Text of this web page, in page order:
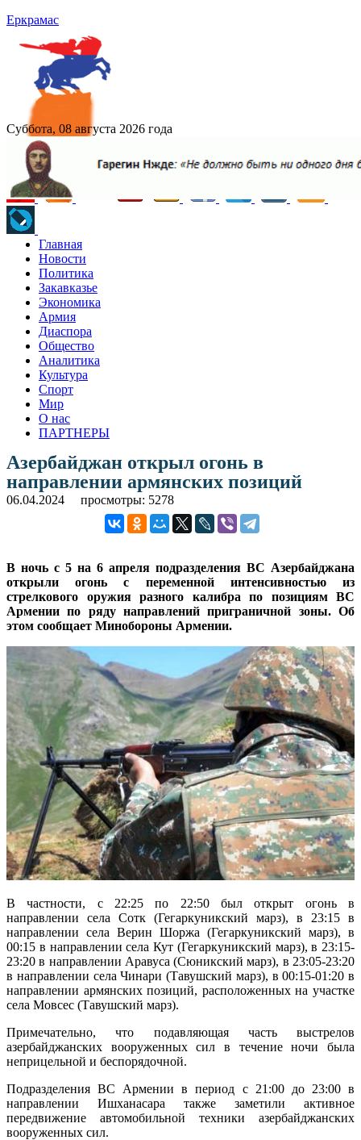
Еркрамас
Суббота, 08 августа 2026 года
Главная
Новости
Политика
Закавказье
Экономика
Армия
Диаспора
Общество
Аналитика
Культура
Спорт
Мир
О нас
ПАРТНЕРЫ
Азербайджан открыл огонь в
направлении армянских позиций
06.04.2024 просмотры: 5278
В ночь с 5 на 6 апреля подразделения ВС Азербайджана
открыли огонь с переменной интенсивностью из
стрелкового оружия разного калибра по позициям ВС
Армении по ряду направлений приграничной зоны. Об
этом сообщает Минобороны Армении.
В частности, с 22:25 по 22:50 был открыт огонь в
направлении села Сотк (Гегаркуникский марз), в 23:15 в
направлении села Верин Шоржа (Гегаркуникский марз), в
00:15 в направлении села Кут (Гегаркуникский марз), в 23:15-
23:20 в направлении Аравуса (Сюникский марз), в 23:05-23:20
в направлении села Чинари (Тавушский марз), в 00:15-01:20 в
направлении армянских позиций, расположенных на участке
села Мовсес (Тавушский марз).
Примечательно, что подавляющая часть выстрелов
азербайджанских вооруженных сил в течение ночи была
неприцельной и беспорядочной.
Подразделения ВС Армении в период с 21:00 до 23:00 в
направлении Ишханасара также заметили активное
передвижение автомобильной техники азербайджанских
вооруженных сил.